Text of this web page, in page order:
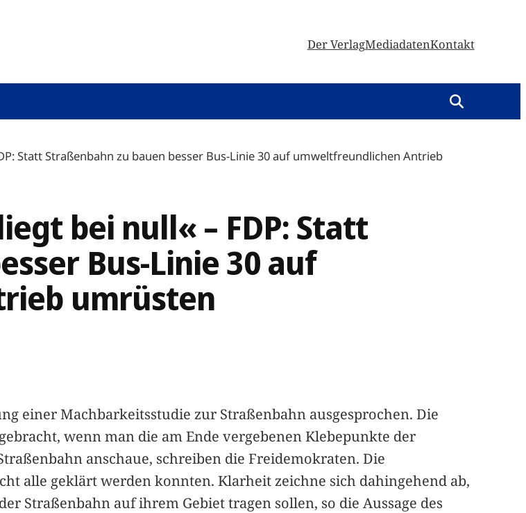
Der VerlagMediadatenKontakt
Statt Straßenbahn zu bauen besser Bus-Linie 30 auf umweltfreundlichen Antrieb
bei null« – FDP: Statt
Bus-Linie 30 auf
umrüsten
einer Machbarkeitsstudie zur Straßenbahn ausgesprochen. Die
wenn man die am Ende vergebenen Klebepunkte der
anschaue, schreiben die Freidemokraten. Die
alle geklärt werden konnten. Klarheit zeichne sich dahingehend ab,
Straßenbahn auf ihrem Gebiet tragen sollen, so die Aussage des